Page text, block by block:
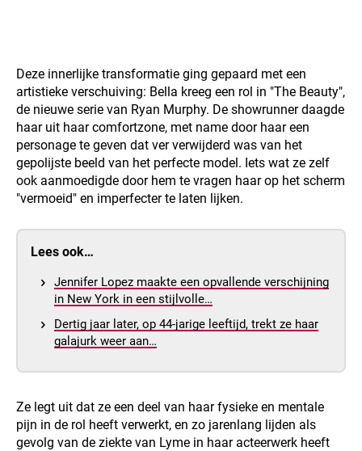
Deze innerlijke transformatie ging gepaard met een
artistieke verschuiving: Bella kreeg een rol in "The Beauty",
de nieuwe serie van Ryan Murphy. De showrunner daagde
haar uit haar comfortzone, met name door haar een
personage te geven dat ver verwijderd was van het
gepolijste beeld van het perfecte model. Iets wat ze zelf
ook aanmoedigde door hem te vragen haar op het scherm
"vermoeid" en imperfecter te laten lijken.
Lees ook…
Jennifer Lopez maakte een opvallende verschijning
in New York in een stijlvolle…
Dertig jaar later, op 44-jarige leeftijd, trekt ze haar
galajurk weer aan…
Ze legt uit dat ze een deel van haar fysieke en mentale
pijn in de rol heeft verwerkt, en zo jarenlang lijden als
gevolg van de ziekte van Lyme in haar acteerwerk heeft